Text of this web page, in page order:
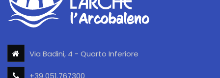
Via Badini, 4 - Quarto Inferiore
+39 051.767300